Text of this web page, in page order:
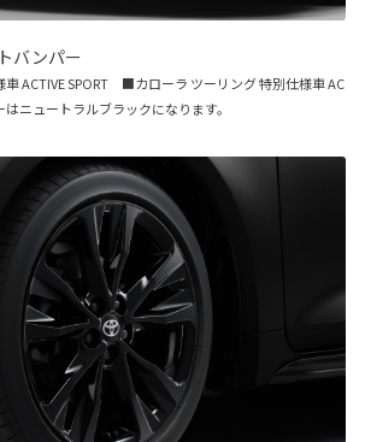
バンパー
ACTIVE SPORT ■カローラ ツーリング 特別仕様車 AC
はニュートラルブラックになります。